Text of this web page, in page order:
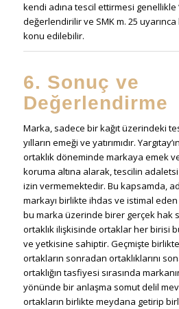
kendi adına tescil ettirmesi
değerlendirilir ve SMK m. 25
konu edilebilir.
6. Sonuç ve
Değerlendirme
Marka, sadece bir kağıt üzerindeki
yılların emeği ve yatırımıdır.
ortaklık döneminde markaya emek
koruma altına alarak, tescilin
izin vermemektedir. Bu kapsamda,
markayı birlikte ihdas ve istimal
bu marka üzerinde birer gerçek hak
ortaklık ilişkisinde ortaklar her birisi
ve yetkisine sahiptir. Geçmişte
ortakların sonradan ortaklıklarını
ortaklığın tasfiyesi sırasında
yönünde bir anlaşma somut delil
ortakların birlikte meydana getirip